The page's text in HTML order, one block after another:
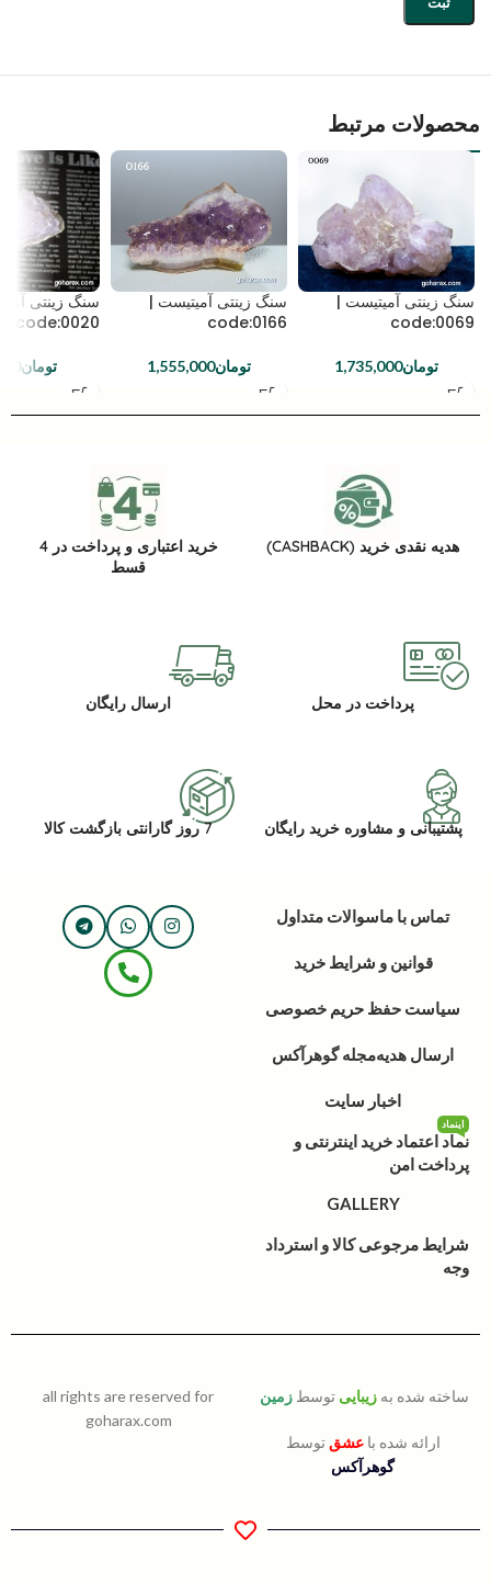
محصولات مرتبط
سنگ زینتی آمیتیست |
code:0069
تومان1,735,000
سنگ زینتی آمیتیست |
code:0166
تومان1,555,000
سنگ زینتی
code:0020
تومان
هدیه نقدی خرید (CASHBACK)
خرید اعتباری و پرداخت در 4
قسط
پرداخت در محل ارسال رایگان
پشتیبانی و مشاوره خرید رایگان 7 روز گارانتی بازگشت کالا
تماس با ماسوالات متداول
قوانین و شرایط خرید
سیاست حفظ حریم خصوصی
ارسال هدیهمجله گوهرآکس
اخبار سایت
نماد اعتماد خرید اینترنتی و
پرداخت امن
اینماد
GALLERY
شرایط مرجوعی کالا و استرداد
وجه
ساخته شده به زیبایی توسط زمین
ارائه شده باعشق توسط
گوهرآکس
all rights are reserved for
goharax.com